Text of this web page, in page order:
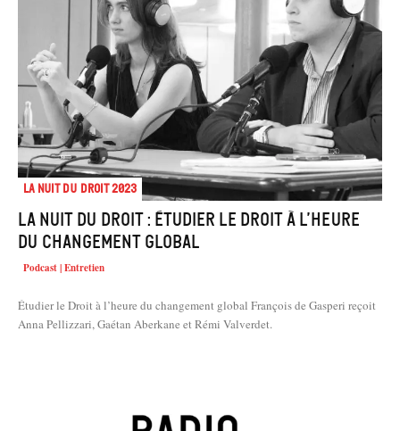
La Nuit du droit 2023
La Nuit du Droit : Étudier le Droit à l’heure
du changement global
Podcast | Entretien
Étudier le Droit à l’heure du changement global François de Gasperi reçoit
Anna Pellizzari, Gaétan Aberkane et Rémi Valverdet.